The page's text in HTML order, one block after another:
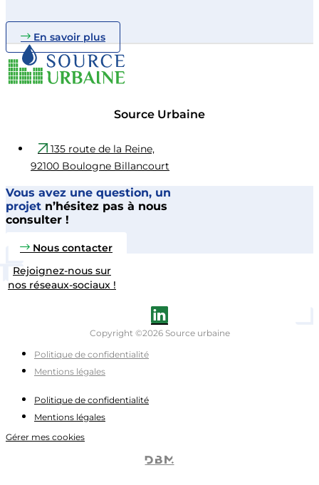
En savoir plus
Source Urbaine
135 route de la Reine,
92100 Boulogne Billancourt
Vous avez une question, un
projet n’hésitez pas à nous
consulter !
Nous contacter
Rejoignez-nous sur
nos réseaux-sociaux !
Copyright ©2026 Source urbaine
Politique de confidentialité
Mentions légales
Politique de confidentialité
Mentions légales
Gérer mes cookies